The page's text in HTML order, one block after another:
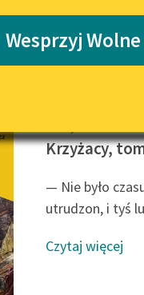
Wesprzyj
Krzyżacy,
— Nie było
utrudzon, i tyś
Czytaj więcej